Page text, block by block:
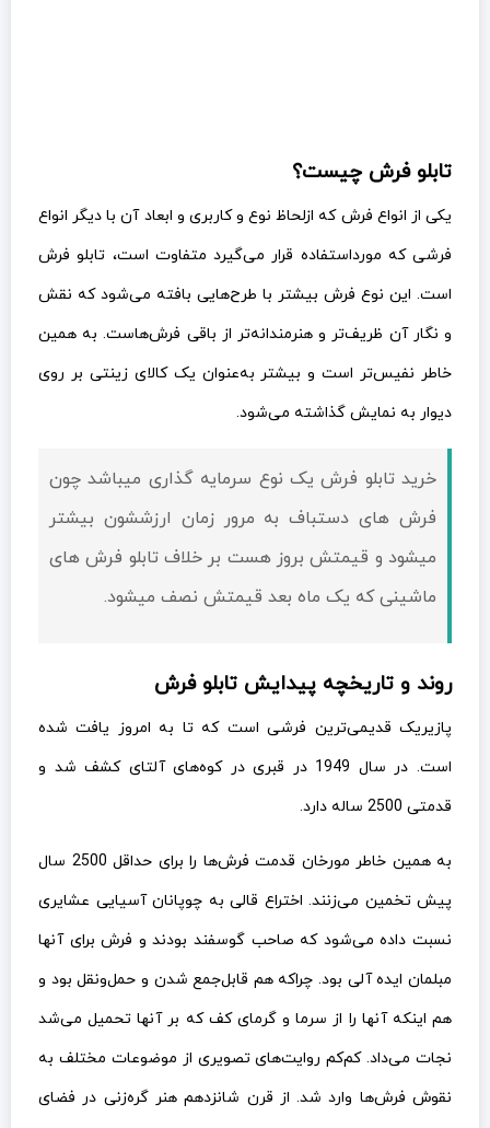
تابلو فرش چیست؟
یکی از انواع فرش که ازلحاظ نوع و کاربری و ابعاد آن با دیگر انواع
فرشی که مورداستفاده قرار می‌گیرد متفاوت است، تابلو فرش
است. این نوع فرش بیشتر با طرح‌هایی بافته می‌شود که نقش
و نگار آن ظریف‌تر و هنرمندانه‌تر از باقی فرش‌هاست. به همین
خاطر نفیس‌تر است و بیشتر به‌عنوان یک کالای زینتی بر روی
دیوار به نمایش گذاشته می‌شود.
خرید تابلو فرش یک نوع سرمایه گذاری میباشد چون
فرش های دستباف به مرور زمان ارزششون بیشتر
میشود و قيمتش بروز هست بر خلاف تابلو فرش های
ماشینی که یک ماه بعد قيمتش نصف میشود.
روند و تاریخچه پیدایش تابلو فرش
پازیریک قدیمی‌ترین فرشی است که تا به امروز یافت شده
است. در سال 1949 در قبری در کوه‌های آلتای کشف شد و
قدمتی 2500 ساله دارد.
به همین خاطر مورخان قدمت فرش‌ها را برای حداقل 2500 سال
پیش تخمین می‌زنند. اختراع قالی به چوپانان آسیایی عشایری
نسبت داده می‌شود که صاحب گوسفند بودند و فرش برای آنها
مبلمان ایده آلی بود. چراکه هم قابل‌جمع شدن و حمل‌ونقل بود و
هم اینکه آنها را از سرما و گرمای کف که بر آنها تحمیل می‌شد
نجات می‌داد. کم‌کم روایت‌های تصویری از موضوعات مختلف به
نقوش فرش‌ها وارد شد. از قرن شانزدهم هنر گره‌زنی در فضای